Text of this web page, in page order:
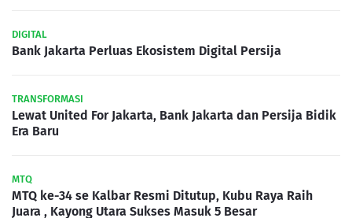
DIGITAL
Bank Jakarta Perluas Ekosistem Digital Persija
TRANSFORMASI
Lewat United For Jakarta, Bank Jakarta dan Persija Bidik
Era Baru
MTQ
MTQ ke-34 se Kalbar Resmi Ditutup, Kubu Raya Raih
Juara , Kayong Utara Sukses Masuk 5 Besar